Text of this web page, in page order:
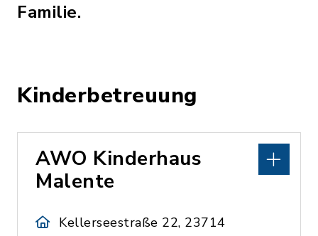
Familie.
Kinderbetreuung
AWO Kinderhaus
Malente
Kellerseestraße 22, 23714